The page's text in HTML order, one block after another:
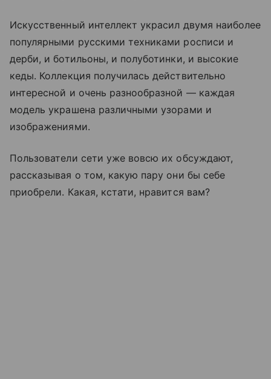
Искусственный интеллект украсил двумя наиболее
популярными русскими техниками росписи и
дерби, и ботильоны, и полуботинки, и высокие
кеды. Коллекция получилась действительно
интересной и очень разнообразной — каждая
модель украшена различными узорами и
изображениями.
Пользователи сети уже вовсю их обсуждают,
рассказывая о том, какую пару они бы себе
приобрели. Какая, кстати, нравится вам?